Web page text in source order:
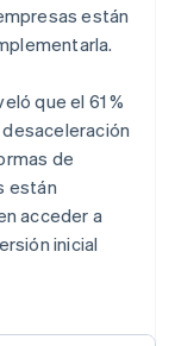
están
que el 61 %
de
están
acceder a
inicial